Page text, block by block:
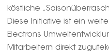
köstliche
Diese Initiative ist ein
Electrons
Mitarbeitern direkt